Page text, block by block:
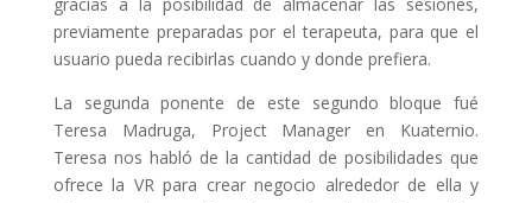
previamente preparadas por el terapeuta, para que el
usuario pueda recibirlas cuando y donde prefiera.
La segunda ponente de este segundo bloque fué
Teresa Madruga, Project Manager en Kuaternio.
Teresa nos habló de la cantidad de posibilidades que
ofrece la VR para crear negocio alrededor de ella y